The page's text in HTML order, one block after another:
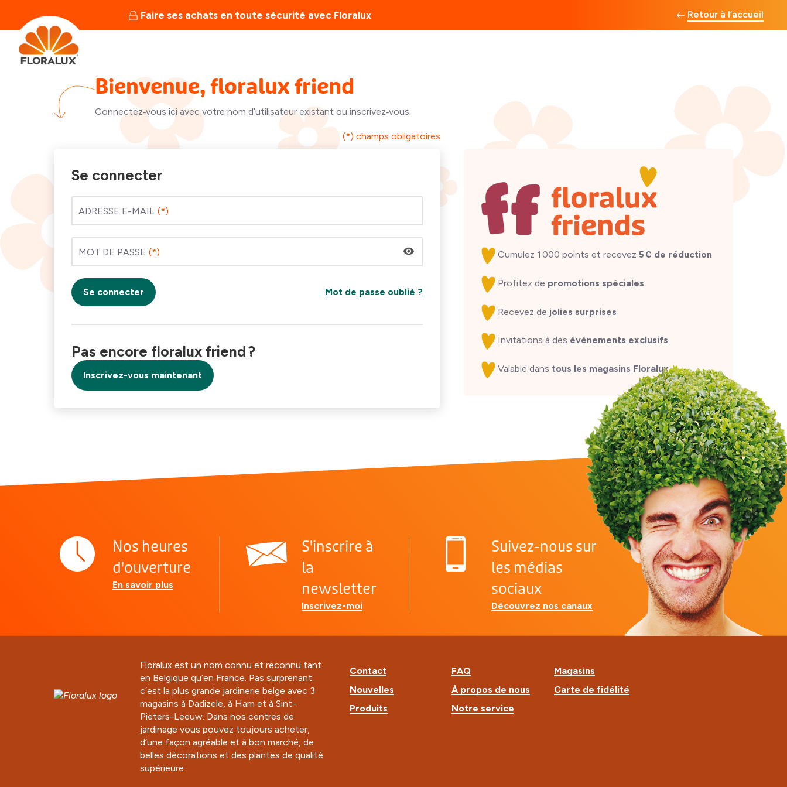
Faire ses achats en toute sécurité avec Floralux Retour à l’accueil
Bienvenue, floralux friend
Connectez‑vous ici avec votre nom d’utilisateur existant ou inscrivez‑vous.
(*) champs obligatoires
Se connecter
ADRESSE E-MAIL
MOT DE PASSE
Mot de passe oublié ?
Se connecter
Inscrivez-vous maintenant
Pas encore floralux friend ?
Cumulez 1 000 points et recevez 5 € de réduction
Profitez de promotions spéciales
Recevez de jolies surprises
Invitations à des événements exclusifs
Valable dans tous les magasins Floralux
Nos heures
d'ouverture
En savoir plus
S'inscrire à
la
newsletter
Inscrivez-moi
Suivez-nous sur
les médias
sociaux
Découvrez nos canaux
Floralux est un nom connu et reconnu tant
en Belgique qu’en France. Pas surprenant:
c’est la plus grande jardinerie belge avec 3
magasins à Dadizele, à Ham et à Sint-
Pieters-Leeuw. Dans nos centres de
jardinage vous pouvez toujours acheter,
d’une façon agréable et à bon marché, de
belles décorations et des plantes de qualité
supérieure.
Contact
Nouvelles
Produits
FAQ
À propos de nous
Notre service
Magasins
Carte de fidélité